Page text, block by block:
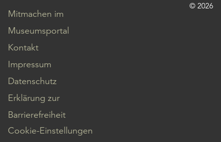
Mitmachen im
Museumsportal
Kontakt
Impressum
Datenschutz
Erklärung zur
Barrierefreiheit
Cookie-Einstellungen
© 2026